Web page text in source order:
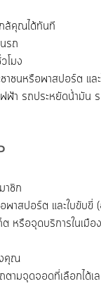
กล้คุณได้ทันที
รถ
โมง
าชนหรือพาสปอร์ต แล
ฟฟ้า รถประหยัดน้ำมัน
าชิก
พาสปอร์ต และใบขับขี่
หรือจุดบริการในเมือง
คุณ
ตามจุดจอดที่เลือกได้เ